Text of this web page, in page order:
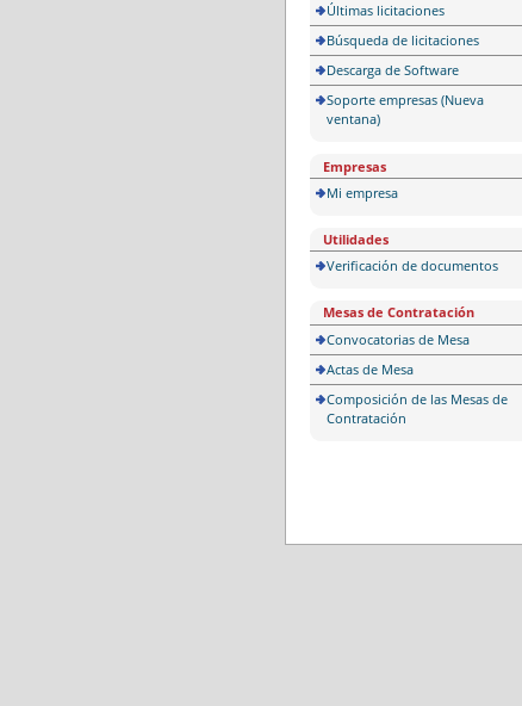
Últimas licitaciones
Búsqueda de licitaciones
Descarga de Software
Soporte empresas (Nueva
ventana)
Empresas
Mi empresa
Utilidades
Verificación de documentos
Mesas de Contratación
Convocatorias de Mesa
Actas de Mesa
Composición de las Mesas de
Contratación